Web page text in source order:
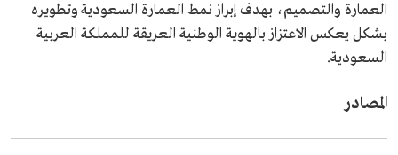
العمارة والتصميم، بهدف إبراز نمط العمارة السعودية وتطويره
بشكل يعكس الاعتزاز بالهوية الوطنية العريقة للمملكة العربية
السعودية.
المصادر